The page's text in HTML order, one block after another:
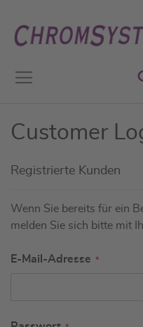
Inhalt
springen
Customer
Registrierte Kunden
Wenn Sie bereits für ein
melden Sie sich bitte mit
E-Mail-Adresse